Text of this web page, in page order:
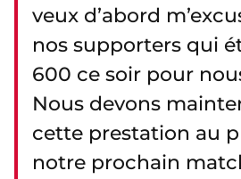
veux d’abord
nos supporters qui
600 ce soir pour
Nous devons
cette prestation au
notre prochain